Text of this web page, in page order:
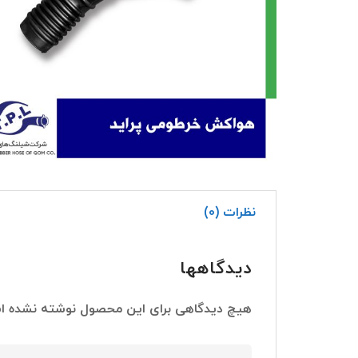
نظرات (0)
دیدگاهها
هیچ دیدگاهی برای این محصول نوشته نشده